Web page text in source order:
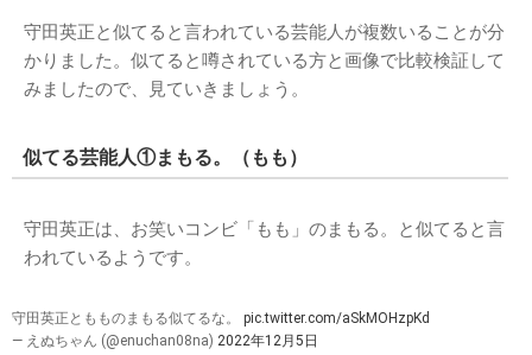
守田英正と似てると言われている芸能人が複数いることが分
かりました。似てると噂されている方と画像で比較検証して
みましたので、見ていきましょう。
似てる芸能人①まもる。（もも）
守田英正は、お笑いコンビ「もも」のまもる。と似てると言
われているようです。
守田英正ともものまもる似てるな。 pic.twitter.com/aSkMOHzpKd
— えぬちゃん (@enuchan08na) 2022年12月5日